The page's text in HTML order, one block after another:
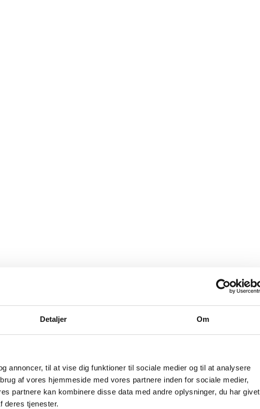
Detaljer Om
annoncer, til at vise dig funktioner til sociale medier og til at analysere
af vores hjemmeside med vores partnere inden for sociale medier,
partnere kan kombinere disse data med andre oplysninger, du har givet
deres tjenester.